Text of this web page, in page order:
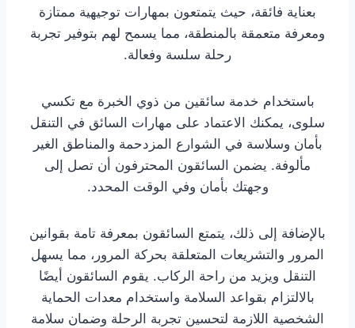
بعناية فائقة، حيث يتمتعون بمهارات توجيهية ممتازة
ومعرفة متعمقة بالمنطقة، مما يسمح لهم بتوفير تجربة
رحلة سلسة وفعالة.
باستخدام خدمة سائقين من ذوي الخبرة مع تكسي
سلوى، يمكنك الاعتماد على مهارات السائق في التنقل
بأمان وسلاسة في الشوارع المزدحمة والمناطق الغير
مألوفة. يضمن السائقون المحترفون أن تصل إلى
وجهتك بأمان وفي الوقت المحدد.
بالإضافة إلى ذلك، يتمتع السائقون بمعرفة تامة بقوانين
المرور والتشريعات المتعلقة بحركة المرور، مما يسهل
التنقل ويزيد من راحة الركاب. يقوم السائقون أيضًا
بالالتزام بقواعد السلامة واستخدام معدات الحماية
الشخصية اللازمة لتحسين تجربة الرحلة وضمان سلامة